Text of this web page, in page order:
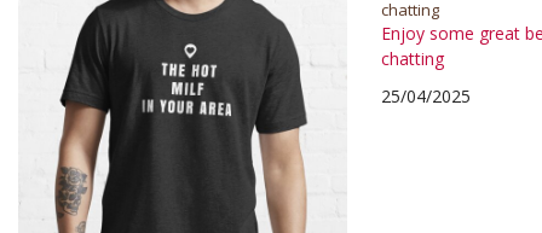
Enjoy some great
chatting
25/04/2025